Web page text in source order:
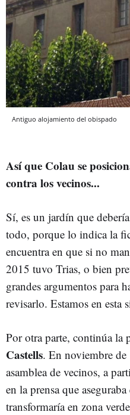
Antiguo alojamiento del obispado
Así que Colau se
contra los vecinos...
Sí, es un jardín que
todo, porque lo indica la
encuentra en que si no
2015 tuvo Trias, o bien
grandes argumentos para
revisarlo. Estamos en esta
Por otra parte, continúa la
Castells. En noviembre
asamblea de vecinos, a
en la prensa que
transformaría en zona